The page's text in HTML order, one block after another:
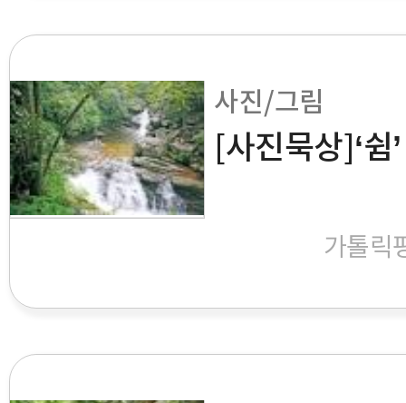
사진/그림
[사진묵상]‘쉼’
가톨릭